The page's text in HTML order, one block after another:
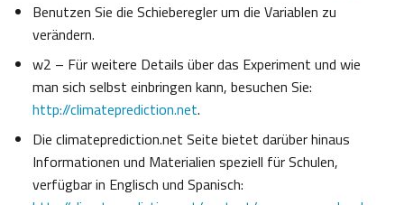
Benutzen Sie die Schieberegler um die Variablen zu
verändern.
w2 – Für weitere Details über das Experiment und wie
man sich selbst einbringen kann, besuchen Sie:
http://climateprediction.net.
Die climateprediction.net Seite bietet darüber hinaus
Informationen und Materialien speziell für Schulen,
verfügbar in Englisch und Spanisch: